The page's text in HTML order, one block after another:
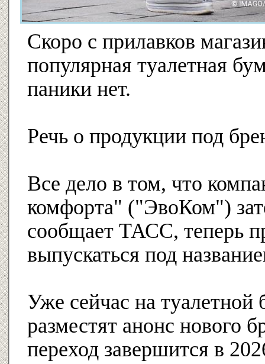
Скоро с прилавков
популярная туалетная
паники нет.
Речь о продукции под
Все дело в том, что
комфорта" ("ЭвоКом")
сообщает ТАСС, теперь
выпускаться под
Уже сейчас на туалетной
разместят анонс нового
переход завершится в